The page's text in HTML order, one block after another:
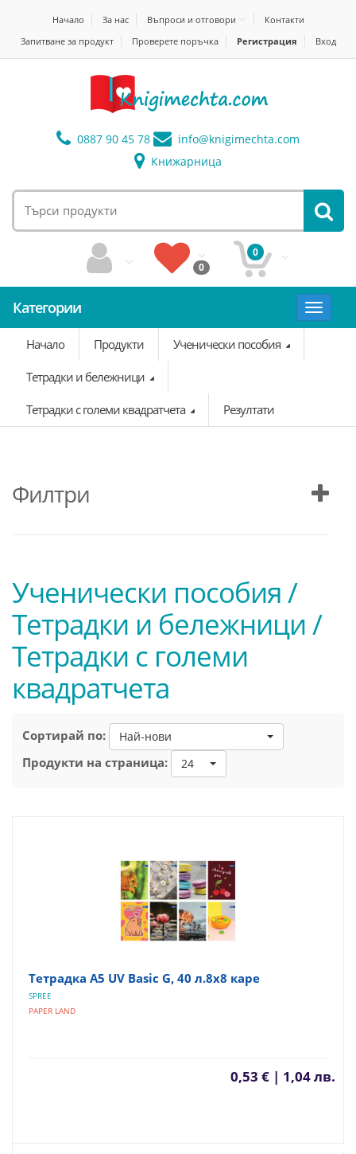
Начало За нас Въпроси и отговори
Контакти
Запитване за продукт
Проверете поръчка Регистрация Вход
0887 90 45 78 info@knigimechta.com
Книжарница
0
0
Категории
Toggle
Начало
Продукти Ученически пособия
Тетрадки и бележници
Тетрадки с големи квадратчета Резултати
Филтри
Ученически пособия /
Тетрадки и бележници /
Тетрадки с големи
квадратчета
Сортирай по: Най-нови
Продукти на страница: 24
Тетрадка A5 UV Basic G, 40 л.8х8 каре
SPREE
PAPER LAND
0,53 € | 1,04 лв.